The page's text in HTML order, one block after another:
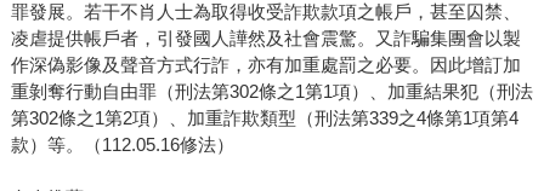
罪發展。若干不肖人士為取得收受詐欺款項之帳戶，甚至囚禁、
凌虐提供帳戶者，引發國人譁然及社會震驚。又詐騙集團會以製
作深偽影像及聲音方式行詐，亦有加重處罰之必要。因此增訂加
重剝奪行動自由罪（刑法第302條之1第1項）、加重結果犯（刑法
第302條之1第2項）、加重詐欺類型（刑法第339之4條第1項第4
款）等。（112.05.16修法）